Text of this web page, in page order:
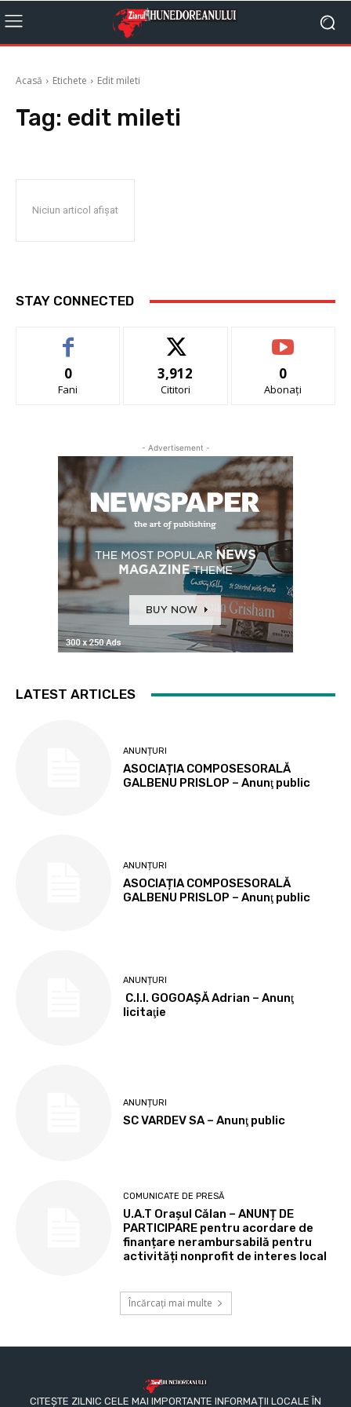
Acasă Etichete Edit mileti
Tag: edit mileti
Niciun articol afișat
STAY CONNECTED
0
Fani
3,912
Cititori
0
Abonați
- Advertisement -
LATEST ARTICLES
ANUNȚURI
ASOCIAȚIA COMPOSESORALĂ
GALBENU PRISLOP – Anunţ public
ANUNȚURI
ASOCIAȚIA COMPOSESORALĂ
GALBENU PRISLOP – Anunţ public
ANUNȚURI
C.I.I. GOGOAŞĂ Adrian – Anunţ
licitaţie
ANUNȚURI
SC VARDEV SA – Anunţ public
COMUNICATE DE PRESĂ
U.A.T Orașul Călan – ANUNȚ DE
PARTICIPARE pentru acordare de
finanțare nerambursabilă pentru
activități nonprofit de interes local
Încărcați mai multe
CITEȘTE ZILNIC CELE MAI IMPORTANTE INFORMAȚII LOCALE ÎN